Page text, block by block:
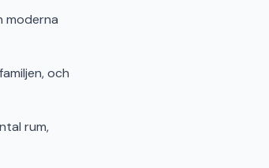
moderna
och
rum,